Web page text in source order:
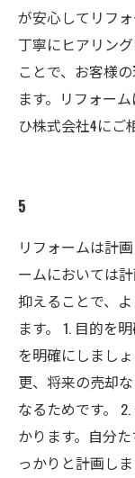
が安心してリフ
丁寧にヒアリン
ことで、お客様
ます。リフォー
ひ株式会社4にご
5
リフォームは計
ームにおいては
抑えることで、
ます。 1. 目的を
を明確にしまし
更、将来の売却
なるためです。
かります。自分
っかりと計画し